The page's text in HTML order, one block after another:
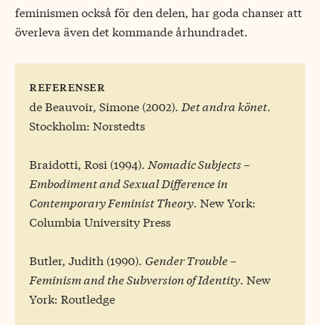
feminismen också för den delen, har goda chanser att
överleva även det kommande århundradet.
referenser
de Beauvoir, Simone (2002). Det andra könet.
Stockholm: Norstedts
Braidotti, Rosi (1994). Nomadic Subjects –
Embodiment and Sexual Difference in
Contemporary Feminist Theory. New York:
Columbia University Press
Butler, Judith (1990). Gender Trouble –
Feminism and the Subversion of Identity. New
York: Routledge